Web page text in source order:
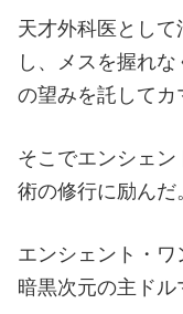
天才外科医とし
し、メスを握れ
の望みを託してカ
そこでエンシェ
術の修行に励んだ
エンシェント・ワ
暗黒次元の主ドル